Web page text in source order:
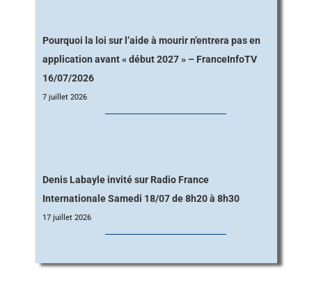
Pourquoi la loi sur l’aide à mourir n’entrera pas en
application avant « début 2027 » – FranceInfoTV
16/07/2026
7 juillet 2026
Denis Labayle invité sur Radio France
Internationale Samedi 18/07 de 8h20 à 8h30
17 juillet 2026